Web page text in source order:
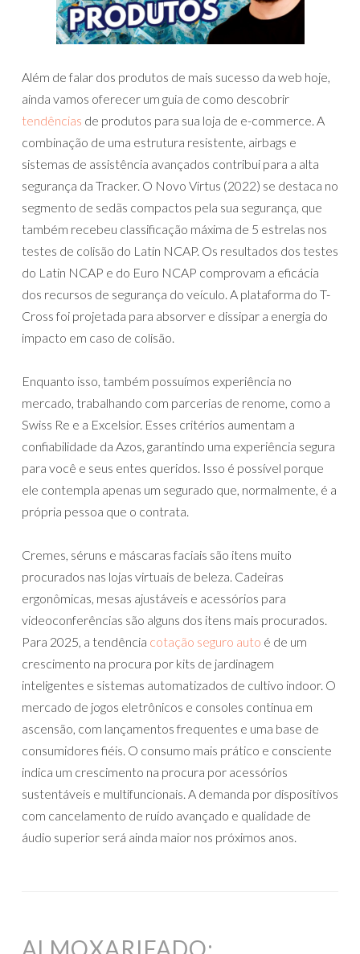
Além de falar dos produtos de mais sucesso da web hoje,
ainda vamos oferecer um guia de como descobrir
tendências de produtos para sua loja de e-commerce. A
combinação de uma estrutura resistente, airbags e
sistemas de assistência avançados contribui para a alta
segurança da Tracker. O Novo Virtus (2022) se destaca no
segmento de sedãs compactos pela sua segurança, que
também recebeu classificação máxima de 5 estrelas nos
testes de colisão do Latin NCAP. Os resultados dos testes
do Latin NCAP e do Euro NCAP comprovam a eficácia
dos recursos de segurança do veículo. A plataforma do T-
Cross foi projetada para absorver e dissipar a energia do
impacto em caso de colisão.
Enquanto isso, também possuímos experiência no
mercado, trabalhando com parcerias de renome, como a
Swiss Re e a Excelsior. Esses critérios aumentam a
confiabilidade da Azos, garantindo uma experiência segura
para você e seus entes queridos. Isso é possível porque
ele contempla apenas um segurado que, normalmente, é a
própria pessoa que o contrata.
Cremes, séruns e máscaras faciais são itens muito
procurados nas lojas virtuais de beleza. Cadeiras
ergonômicas, mesas ajustáveis e acessórios para
videoconferências são alguns dos itens mais procurados.
Para 2025, a tendência cotação seguro auto é de um
crescimento na procura por kits de jardinagem
inteligentes e sistemas automatizados de cultivo indoor. O
mercado de jogos eletrônicos e consoles continua em
ascensão, com lançamentos frequentes e uma base de
consumidores fiéis. O consumo mais prático e consciente
indica um crescimento na procura por acessórios
sustentáveis e multifuncionais. A demanda por dispositivos
com cancelamento de ruído avançado e qualidade de
áudio superior será ainda maior nos próximos anos.